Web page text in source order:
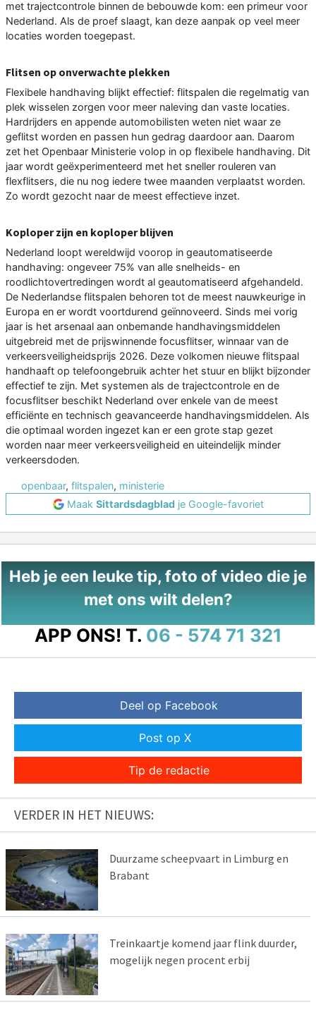
met trajectcontrole binnen de bebouwde kom: een primeur voor
Nederland. Als de proef slaagt, kan deze aanpak op veel meer
locaties worden toegepast.
Flitsen op onverwachte plekken
Flexibele handhaving blijkt effectief: flitspalen die regelmatig van
plek wisselen zorgen voor meer naleving dan vaste locaties.
Hardrijders en appende automobilisten weten niet waar ze
geflitst worden en passen hun gedrag daardoor aan. Daarom
zet het Openbaar Ministerie volop in op flexibele handhaving. Dit
jaar wordt geëxperimenteerd met het sneller rouleren van
flexflitsers, die nu nog iedere twee maanden verplaatst worden.
Zo wordt gezocht naar de meest effectieve inzet.
Koploper zijn en koploper blijven
Nederland loopt wereldwijd voorop in geautomatiseerde
handhaving: ongeveer 75% van alle snelheids- en
roodlichtovertredingen wordt al geautomatiseerd afgehandeld.
De Nederlandse flitspalen behoren tot de meest nauwkeurige in
Europa en er wordt voortdurend geïnnoveerd. Sinds mei vorig
jaar is het arsenaal aan onbemande handhavingsmiddelen
uitgebreid met de prijswinnende focusflitser, winnaar van de
verkeersveiligheidsprijs 2026. Deze volkomen nieuwe flitspaal
handhaaft op telefoongebruik achter het stuur en blijkt bijzonder
effectief te zijn. Met systemen als de trajectcontrole en de
focusflitser beschikt Nederland over enkele van de meest
efficiënte en technisch geavanceerde handhavingsmiddelen. Als
die optimaal worden ingezet kan er een grote stap gezet
worden naar meer verkeersveiligheid en uiteindelijk minder
verkeersdoden.
openbaar, flitspalen, ministerie
Maak Sittardsdagbladje Google-favoriet
Heb je een leuke tip, foto of video die je
met ons wilt delen?
APP ONS! T. 06 - 574 71 321
Deel op Facebook
Post op X
Tip de redactie
VERDER IN HET NIEUWS:
Duurzame scheepvaart in Limburg en
Brabant
Treinkaartje komend jaar flink duurder,
mogelijk negen procent erbij